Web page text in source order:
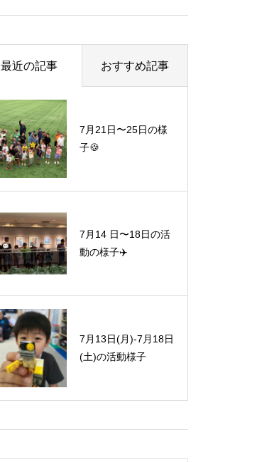
最近の記事 おすすめ記事
7月21日〜25日の様
子🍪
7月14 日〜18日の活
動の様子✈️
7月13日(月)-7月18日
(土)の活動様子